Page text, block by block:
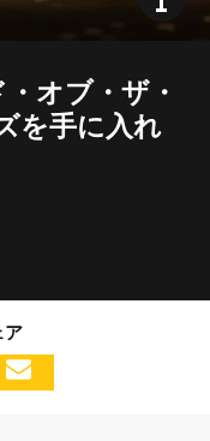
オブ・ザ・
を手に入れ
ア